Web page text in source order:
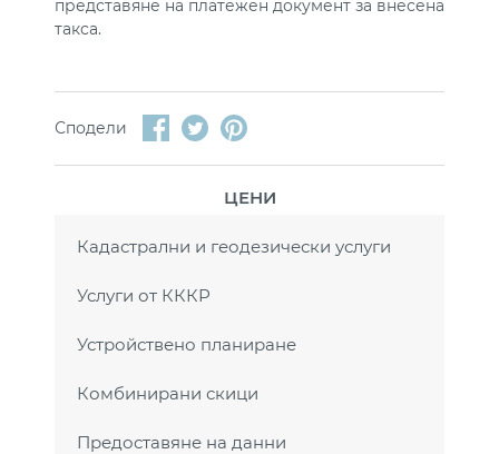
представяне на платежен документ за внесена
такса.
Сподели
ЦЕНИ
Кадастрални и геодезически услуги
Услуги от КККР
Устройствено планиране
Комбинирани скици
Предоставяне на данни